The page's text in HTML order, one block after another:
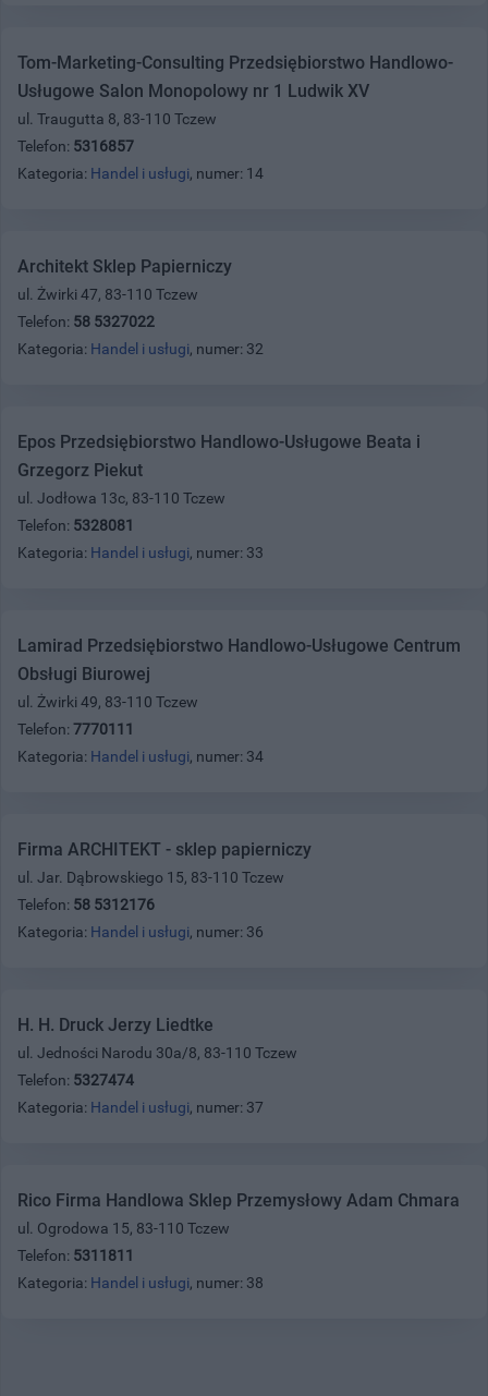
Tom-Marketing-Consulting Przedsiębiorstwo Handlowo-
Usługowe Salon Monopolowy nr 1 Ludwik XV
ul. Traugutta 8, 83-110 Tczew
Telefon: 5316857
Kategoria: Handel i usługi, numer: 14
Architekt Sklep Papierniczy
ul. Żwirki 47, 83-110 Tczew
Telefon: 58 5327022
Kategoria: Handel i usługi, numer: 32
Epos Przedsiębiorstwo Handlowo-Usługowe Beata i
Grzegorz Piekut
ul. Jodłowa 13c, 83-110 Tczew
Telefon: 5328081
Kategoria: Handel i usługi, numer: 33
Lamirad Przedsiębiorstwo Handlowo-Usługowe Centrum
Obsługi Biurowej
ul. Żwirki 49, 83-110 Tczew
Telefon: 7770111
Kategoria: Handel i usługi, numer: 34
Firma ARCHITEKT - sklep papierniczy
ul. Jar. Dąbrowskiego 15, 83-110 Tczew
Telefon: 58 5312176
Kategoria: Handel i usługi, numer: 36
H. H. Druck Jerzy Liedtke
ul. Jedności Narodu 30a/8, 83-110 Tczew
Telefon: 5327474
Kategoria: Handel i usługi, numer: 37
Rico Firma Handlowa Sklep Przemysłowy Adam Chmara
ul. Ogrodowa 15, 83-110 Tczew
Telefon: 5311811
Kategoria: Handel i usługi, numer: 38